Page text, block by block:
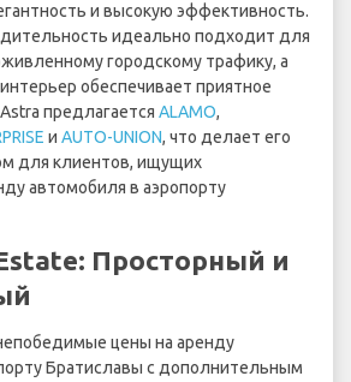
и высокую эффективность.
идеально подходит для
городскому трафику, а
обеспечивает приятное
предлагается ALAMO,
и AUTO-UNION, что делает его
для клиентов, ищущих
автомобиля в аэропорту
Просторный и
цены на аренду
Братиславы с дополнительным